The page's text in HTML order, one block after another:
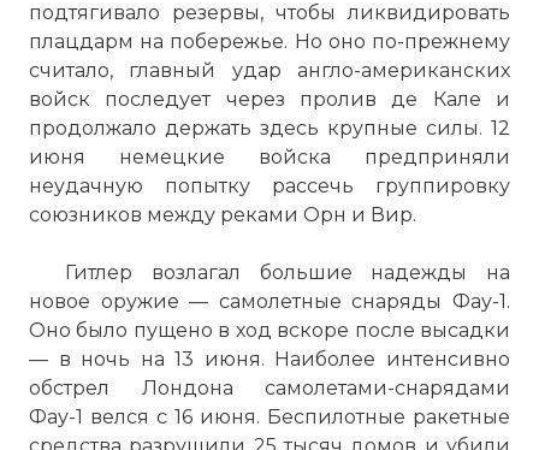
подтягивало резервы, чтобы ликвидировать
плацдарм на побережье. Но оно по-прежнему
считало, главный удар англо-американских
войск последует через пролив де Кале и
продолжало держать здесь крупные силы. 12
июня немецкие войска предприняли
неудачную попытку рассечь группировку
союзников между реками Орн и Вир.
Гитлер возлагал большие надежды на
новое оружие — самолетные снаряды Фау-1.
Оно было пущено в ход вскоре после высадки
— в ночь на 13 июня. Наиболее интенсивно
обстрел Лондона самолетами-снарядами
Фау-1 велся с 16 июня. Беспилотные ракетные